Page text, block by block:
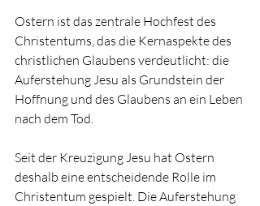
Ostern ist das zentrale Hochfest des
Christentums, das die Kernaspekte des
christlichen Glaubens verdeutlicht: die
Auferstehung Jesu als Grundstein der
Hoffnung und des Glaubens an ein Leben
nach dem Tod.
Seit der Kreuzigung Jesu hat Ostern
deshalb eine entscheidende Rolle im
Christentum gespielt. Die Auferstehung